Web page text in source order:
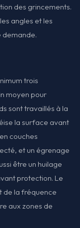
des grincements.
angles et les
demande.
trois
moyen pour
sont travaillés à la
la surface avant
couches
et un égrenage
être un huilage
protection. Le
de la fréquence
aux zones de